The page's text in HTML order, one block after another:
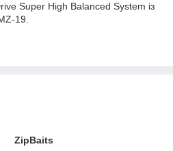
Super High Balanced System із
19.
ZipBaits